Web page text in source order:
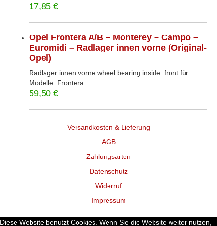
17,85 €
Opel Frontera A/B – Monterey – Campo –
Euromidi – Radlager innen vorne (Original-
Opel)
Radlager innen vorne wheel bearing inside front für
Modelle: Frontera...
59,50 €
Versandkosten & Lieferung
AGB
Zahlungsarten
Datenschutz
Widerruf
Impressum
Diese Website benutzt Cookies. Wenn Sie die Website weiter nutzen,